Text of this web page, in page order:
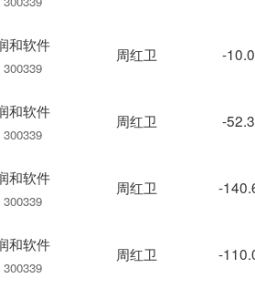
和软件
300339
周红卫 -
和软件
300339
周红卫 -
和软件
300339
周红卫 -
和软件
300339
周红卫 -